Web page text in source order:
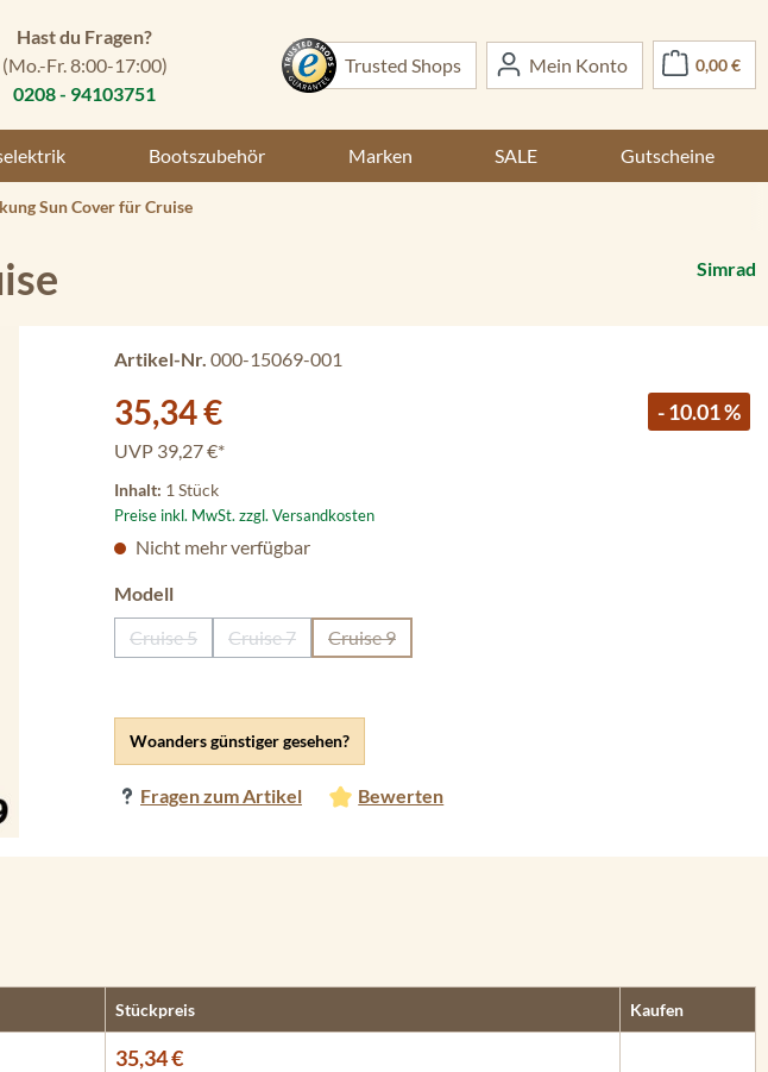
Hast du Fragen?
(Mo.-Fr. 8:00-17:00)
0208 - 94103751
Trusted Shops Mein Konto 0,00 €
Bootszubehör Marken SALE Gutscheine
Sun Cover für Cruise
Simrad
Artikel-Nr. 000-15069-001
Verkaufspreis:
35,34 € - 10.01 %
UVP 39,27 €*
Inhalt: 1 Stück
Preise inkl. MwSt. zzgl. Versandkosten
Woanders günstiger gesehen?
Fragen zum Artikel Bewerten
Nicht mehr verfügbar
Modellauswählen
Cruise 5
(Diese Option ist zurzeit nicht verfügbar.)
Cruise 7
(Diese Option ist zurzeit nicht verfügbar.)
Cruise 9
(Diese Option ist zurzeit nicht verfügbar.)
Stückpreis Kaufen
35,34 €